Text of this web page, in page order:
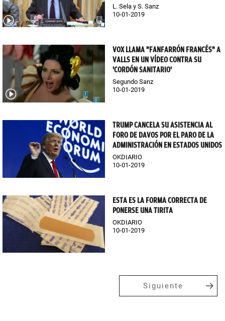
L. Sela y S. Sanz
10-01-2019
VOX LLAMA "FANFARRÓN FRANCÉS" A
VALLS EN UN VÍDEO CONTRA SU
'CORDÓN SANITARIO'
Segundo Sanz
10-01-2019
TRUMP CANCELA SU ASISTENCIA AL
FORO DE DAVOS POR EL PARO DE LA
ADMINISTRACIÓN EN ESTADOS UNIDOS
OKDIARIO
10-01-2019
ESTA ES LA FORMA CORRECTA DE
PONERSE UNA TIRITA
OKDIARIO
10-01-2019
Siguiente